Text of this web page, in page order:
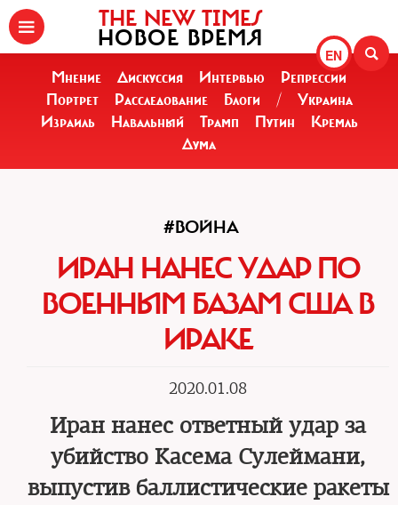
EN
THE NEW TIMES
НОВОЕ ВРЕМЯ
Мнение Дискуссия Интервью
Репрессии
Портрет
Расследование Блоги /
Украина
Израиль
Навальный Трамп Путин
Кремль
Дума
#ВОЙНА
ИРАН НАНЕС УДАР ПО
ВОЕННЫМ БАЗАМ США В
ИРАКЕ
2020.01.08
Иран нанес ответный удар за
убийство Касема Сулеймани,
выпустив баллистические ракеты